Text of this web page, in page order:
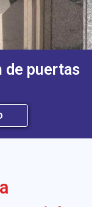
de puertas